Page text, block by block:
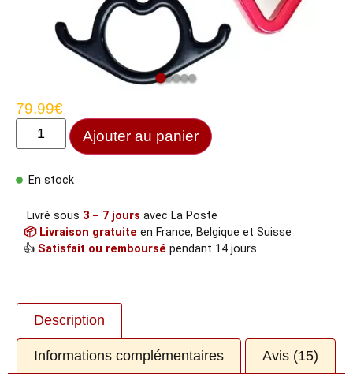
79.99€
Ajouter au panier
En stock
Livré sous 3 – 7 jours avec La Poste
📦 Livraison gratuite en France, Belgique et Suisse
👍 Satisfait ou remboursé pendant 14 jours
Description
Informations complémentaires Avis (15)